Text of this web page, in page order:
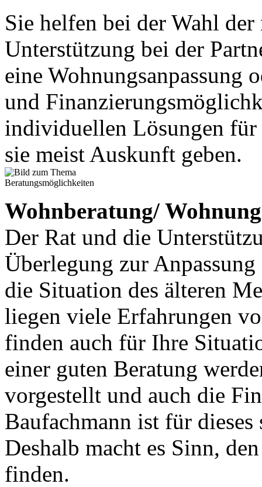
Sie helfen bei der Wahl
Unterstützung bei der
eine Wohnungsanpassung
und
individuellen Lösungen
sie meist Auskunft geben.
Wohnberatung/
Der Rat und die
Überlegung zur
die Situation des älteren
liegen viele Erfahrungen
finden auch für Ihre
einer guten Beratung
vorgestellt und auch die
Baufachmann ist für
Deshalb macht es Sinn,
finden.